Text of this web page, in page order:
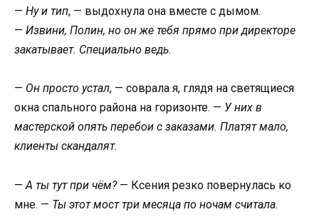
— Ну и тип, — выдохнула она вместе с дымом.
— Извини, Полин, но он же тебя прямо при директоре
закатывает. Специально ведь.
— Он просто устал, — соврала я, глядя на светящиеся
окна спального района на горизонте. — У них в
мастерской опять перебои с заказами. Платят мало,
клиенты скандалят.
— А ты тут при чём?— Ксения резко повернулась ко
мне. — Ты этот мост три месяца по ночам считала.